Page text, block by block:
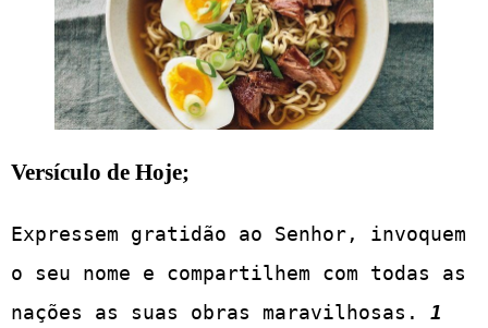
Versículo de Hoje;
Expressem gratidão ao Senhor, invoquem
o seu nome e compartilhem com todas as
nações as suas obras maravilhosas. 1